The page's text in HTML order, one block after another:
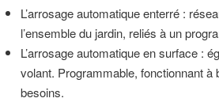
L’arrosage automatique enterré :
l’ensemble du jardin, reliés à un
L’arrosage automatique en surface :
volant. Programmable, fonctionnant
besoins.